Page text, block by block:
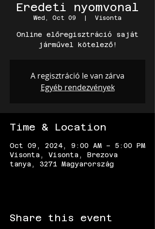
Eredeti nyomvonal
Wed, Oct 09 Visonta
Online előregisztráció saját
járművel kötelező!
A regisztráció le van zárva
Egyéb rendezvények
Time & Location
Oct 09, 2024, 9:00 AM – 5:00 PM
Visonta, Visonta, Brezova
tanya, 3271 Magyarország
Share this event